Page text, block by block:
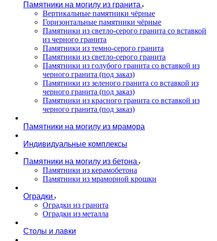
Памятники на могилу из гранита
Вертикальные памятники чёрные
Горизонтальные памятники чёрные
Памятники из светло-серого гранита со вставкой
из черного гранита
Памятники из темно-серого гранита
Памятники из светло-серого гранита
Памятники из голубого гранита со вставкой из
черного гранита (под заказ)
Памятники из зеленого гранита со вставкой из
черного гранита (под заказ)
Памятники из красного гранита со вставкой из
черного гранита (под заказ)
Памятники на могилу из мрамора
Индивидуальные комплексы
Памятники на могилу из бетона
Памятники из керамобетона
Памятники из мраморной крошки
Оградки
Оградки из гранита
Оградки из металла
Столы и лавки